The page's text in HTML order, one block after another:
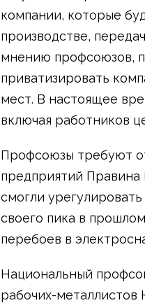
компании, которые
производстве,
мнению профсоюзов,
приватизировать
мест. В настоящее
включая работников
Профсоюзы требуют
предприятий Правина
смогли
своего пика в
перебоев в
Национальный
рабочих-металлистов